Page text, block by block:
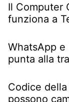
Il Computer
funziona a
WhatsApp
punta alla
Codice
possono